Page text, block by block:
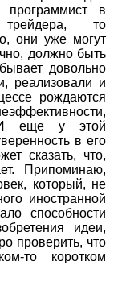
в
то
они уже могут
должно быть
довольно
реализовали и
рождаются
И еще у этой
в его
сказать, что,
Припоминаю,
который, не
иностранной
способности
идеи,
проверить, что
то коротком